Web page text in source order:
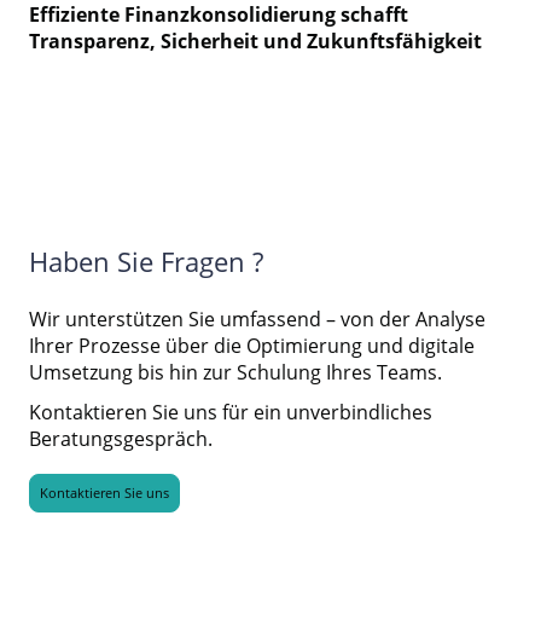
Effiziente Finanzkonsolidierung schafft
Transparenz, Sicherheit und Zukunftsfähigkeit
Haben Sie Fragen ?
Wir unterstützen Sie umfassend – von der Analyse
Ihrer Prozesse über die Optimierung und digitale
Umsetzung bis hin zur Schulung Ihres Teams.
Kontaktieren Sie uns für ein unverbindliches
Beratungsgespräch.
Kontaktieren Sie uns